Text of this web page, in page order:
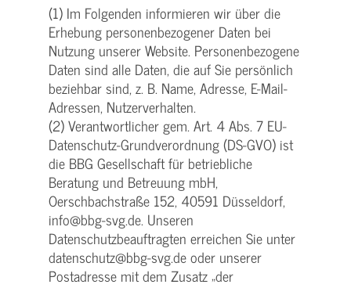
(1) Im Folgenden informieren wir über die
Erhebung personenbezogener Daten bei
Nutzung unserer Website. Personenbezogene
Daten sind alle Daten, die auf Sie persönlich
beziehbar sind, z. B. Name, Adresse, E-Mail-
Adressen, Nutzerverhalten.
(2) Verantwortlicher gem. Art. 4 Abs. 7 EU-
Datenschutz-Grundverordnung (DS-GVO) ist
die BBG Gesellschaft für betriebliche
Beratung und Betreuung mbH,
Oerschbachstraße 152, 40591 Düsseldorf,
info@bbg-svg.de. Unseren
Datenschutzbeauftragten erreichen Sie unter
datenschutz@bbg-svg.de oder unserer
Postadresse mit dem Zusatz „der